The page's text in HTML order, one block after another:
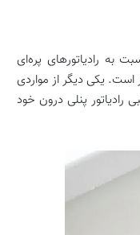
به رادیاتورهای پره‌ای
است. یکی دیگر از مواردی
رادیاتور پنلی درون خود